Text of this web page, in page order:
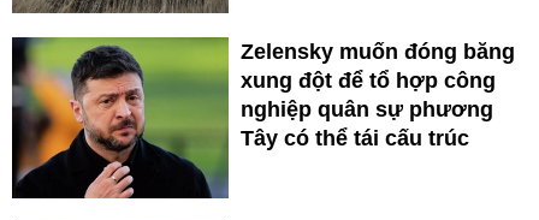
Zelensky muốn đóng băng
xung đột để tổ hợp công
nghiệp quân sự phương
Tây có thể tái cấu trúc